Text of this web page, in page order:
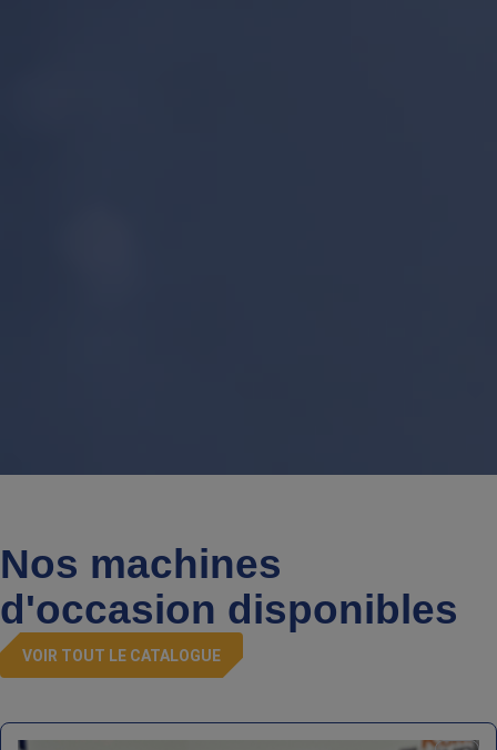
Nos machines
d'occasion disponibles
VOIR TOUT LE CATALOGUE